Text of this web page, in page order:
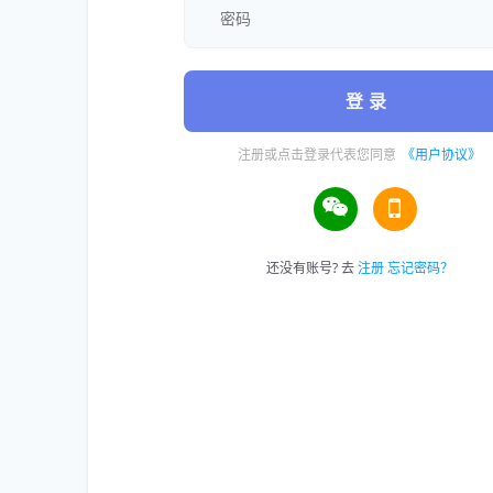
登 录
注册或点击登录代表您同意 《用户协议》
还没有账号? 去注册忘记密码？